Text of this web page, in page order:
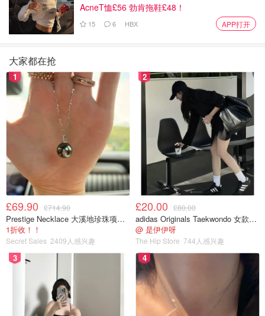
AcneT恤£56 勃肯拖鞋£48！
15 6 HBX APP打开
大家都在抢
1
£69.90 £714.90
Prestige Necklace 大溪地珍珠项链 10-11mm
1折收！！
Secret Sales 2409人感兴趣
2
£20.00 £80.00
adidas Originals Taekwondo 女款黑色运动鞋
@ 是伊伊呀
The Hip Store 744人感兴趣
3 4